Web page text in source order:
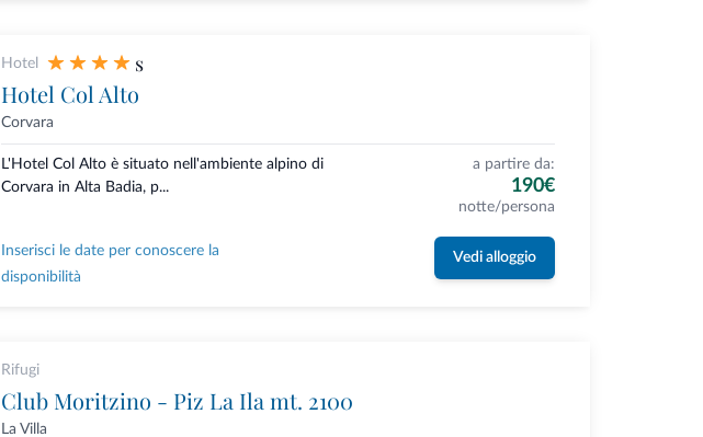
Hotel s
Hotel Col Alto
Corvara
L'Hotel Col Alto è situato nell'ambiente alpino di
Corvara in Alta Badia, p...
a partire da:
190€
notte/persona
Inserisci le date per conoscere la
disponibilità
Vedi alloggio
Rifugi
Club Moritzino - Piz La Ila mt. 2100
La Villa